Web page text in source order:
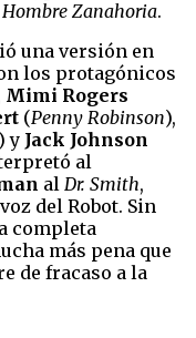
Hombre Zanahoria.
una versión en
los protagónicos
Mimi Rogers
(Penny Robinson),
) y Jack Johnson
al
al Dr. Smith,
del Robot. Sin
completa
más pena que
de fracaso a la